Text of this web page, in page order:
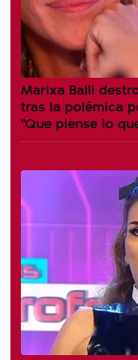
Marixa Balli
tras la polémica
"Que piense lo